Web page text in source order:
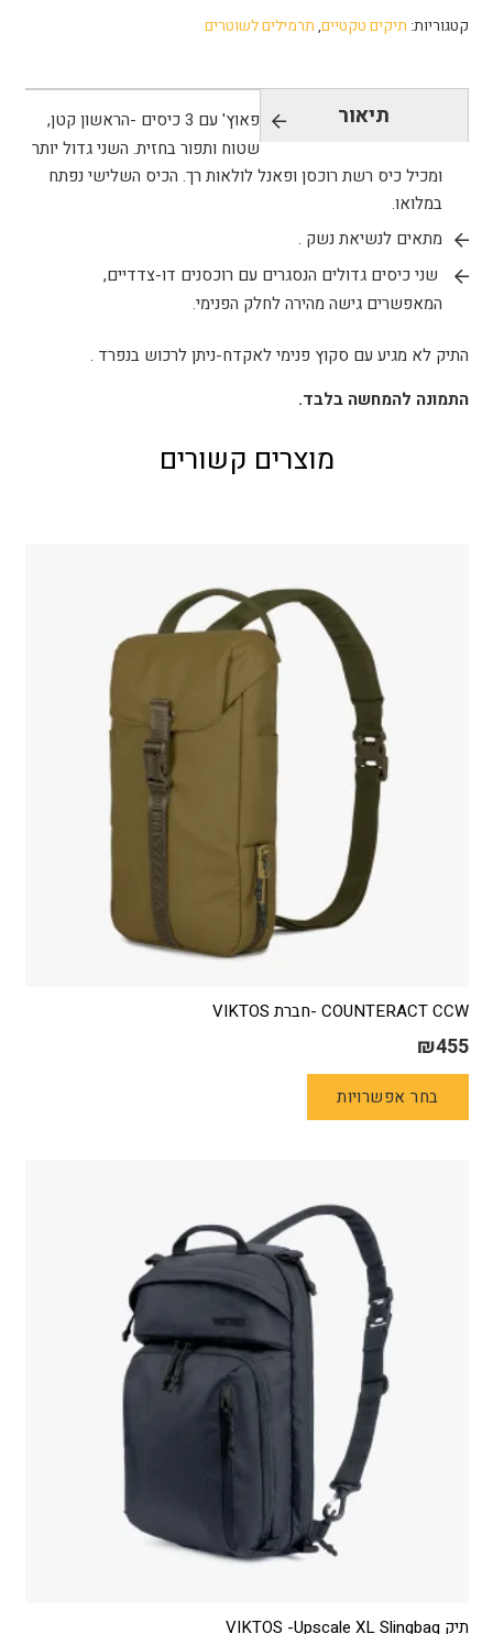
קטגוריות: תיקים טקטיים, תרמילים לשוטרים
תיאור
פאוץ' עם 3 כיסים -הראשון קטן,
שטוח ותפור בחזית. השני גדול יותר
ומכיל כיס רשת רוכסן ופאנל לולאות רך. הכיס השלישי נפתח
במלואו.
מתאים לנשיאת נשק .
שני כיסים גדולים הנסגרים עם רוכסנים דו-צדדיים,
המאפשרים גישה מהירה לחלק הפנימי.
התיק לא מגיע עם סקוץ פנימי לאקדח-ניתן לרכוש בנפרד .
התמונה להמחשה בלבד.
מוצרים קשורים
COUNTERACT CCW -חברת VIKTOS
₪455
בחר אפשרויות
ניתן
לבחור
את
האפשרויות
בעמוד
המוצר
תיק VIKTOS -Upscale XL Slingbag